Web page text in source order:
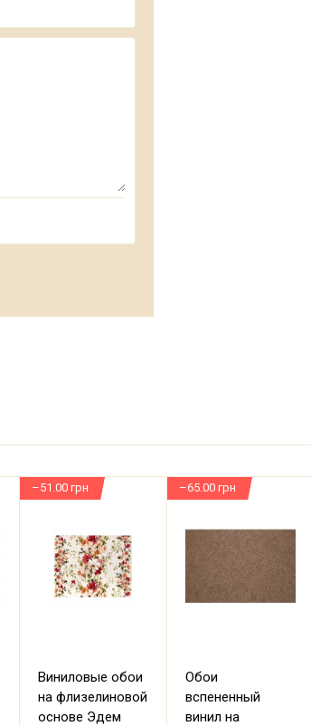
Виниловые обои
на флизелиновой
основе Эдем
–51.00 грн
Обои
вспененный
винил на
–65.00 грн